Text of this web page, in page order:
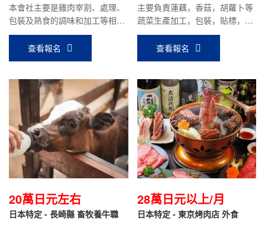
本會社主要是雞肉宰割、處理、
包裝及熟食的調味和加工等相關
工作。
查看報名
主要負責蓮藕，香菇，胡蘿卜等
蔬菜生產加工，包裝，貼標，入
庫出貨等工作。要求食品加工技
能實習2號或3號圓滿修了人員。
查看報名
20萬日元左右
日本特定 - 長崎縣 畜牧養牛職
28萬日元以上/月
日本特定 - 東京烤肉店 外食